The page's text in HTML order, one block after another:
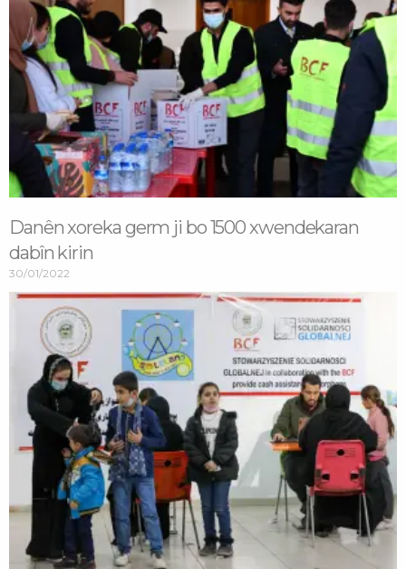
Danên xoreka germ ji bo 1500 xwendekaran
dabîn kirin
30/01/2022